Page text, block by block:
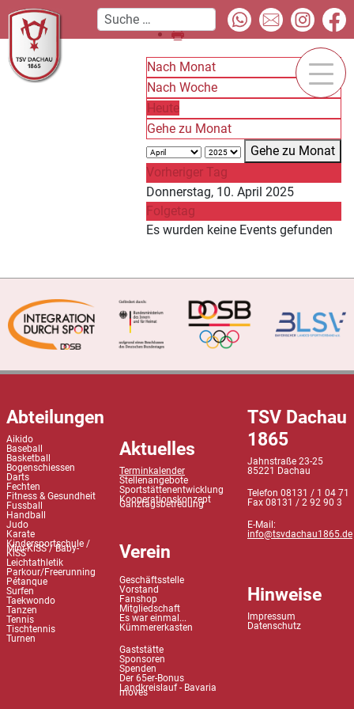
Nach Monat
Nach Woche
Heute
Gehe zu Monat
Gehe zu Monat
Vorheriger Tag
Donnerstag, 10. April 2025
Folgetag
Es wurden keine Events gefunden
Abteilungen
Aikido
Baseball
Basketball
Bogenschiessen
Darts
Fechten
Fitness & Gesundheit
Fussball
Handball
Judo
Karate
Kindersportschule /
Mini-KiSS / Baby-
KiSS
Leichtathletik
Parkour/Freerunning
Pétanque
Surfen
Taekwondo
Tanzen
Tennis
Tischtennis
Turnen
Aktuelles
Terminkalender
Stellenangebote
Sportstättenentwicklung
Kooperationskonzept
Ganztagsbetreuung
Verein
Geschäftsstelle
Vorstand
Fanshop
Mitgliedschaft
Es war einmal...
Kümmererkasten
Gaststätte
Sponsoren
Spenden
Der 65er-Bonus
Landkreislauf - Bavaria
moves
TSV Dachau
1865
Jahnstraße 23-25
85221 Dachau
Telefon 08131 / 1 04 71
Fax 08131 / 2 92 90 3
E-Mail:
info@tsvdachau1865.de
Hinweise
Impressum
Datenschutz